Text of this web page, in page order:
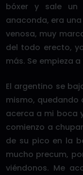
bóxer y sale un
anaconda, era
venosa, muy
del todo erecto,
más. Se empieza
El argentino se
mismo, quedando
acerca a mi boca
comienzo a
de su pico en la
mucho precum,
viéndonos. Me